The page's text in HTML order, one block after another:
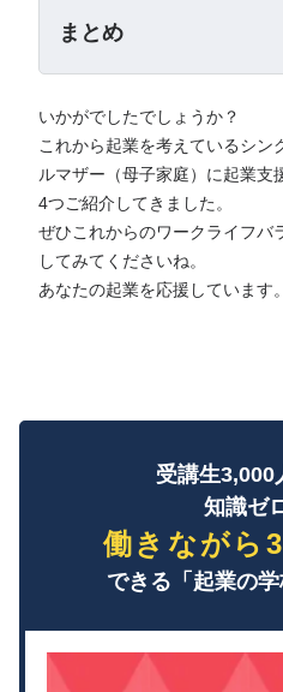
まとめ
いかがでしたでしょうか？
これから起業を考えているシン
ルマザー（母子家庭）に起業支
4つご紹介してきました。
ぜひこれからのワークライフバ
してみてくださいね。
あなたの起業を応援しています。
受講生3,000
知識ゼ
働きながら
できる「起業の